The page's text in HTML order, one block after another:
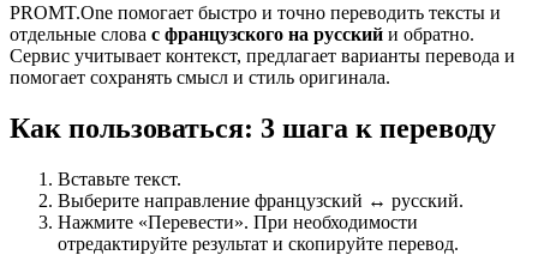
PROMT.One помогает быстро и точно переводить тексты и
отдельные слова с французского на русский и обратно.
Сервис учитывает контекст, предлагает варианты перевода и
помогает сохранять смысл и стиль оригинала.
Как пользоваться: 3 шага к переводу
Вставьте текст.
Выберите направление французский ↔ русский.
Нажмите «Перевести». При необходимости
отредактируйте результат и скопируйте перевод.